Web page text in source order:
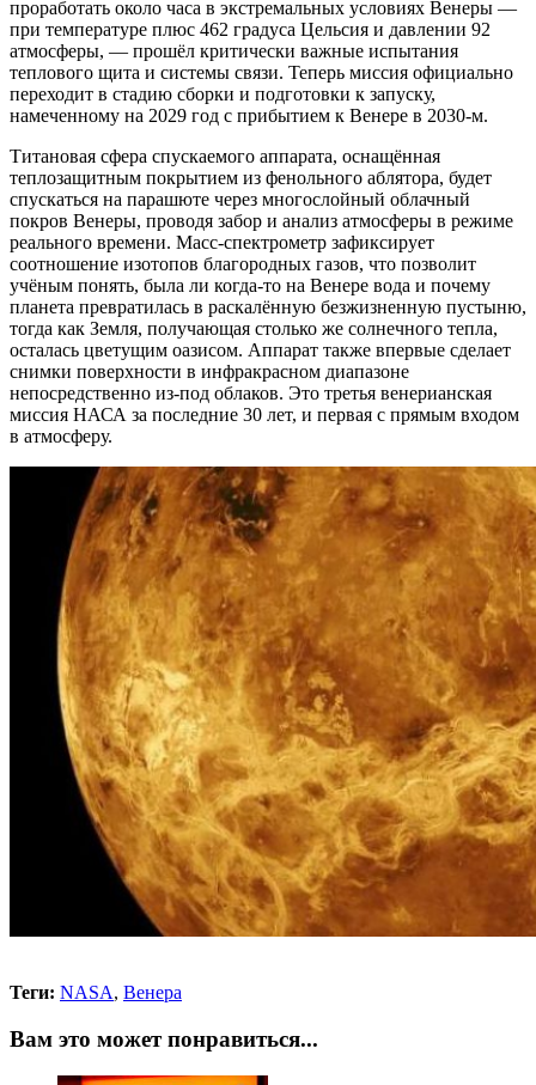
проработать около часа в экстремальных условиях Венеры —
при температуре плюс 462 градуса Цельсия и давлении 92
атмосферы, — прошёл критически важные испытания
теплового щита и системы связи. Теперь миссия официально
переходит в стадию сборки и подготовки к запуску,
намеченному на 2029 год с прибытием к Венере в 2030-м.
Титановая сфера спускаемого аппарата, оснащённая
теплозащитным покрытием из фенольного аблятора, будет
спускаться на парашюте через многослойный облачный
покров Венеры, проводя забор и анализ атмосферы в режиме
реального времени. Масс-спектрометр зафиксирует
соотношение изотопов благородных газов, что позволит
учёным понять, была ли когда-то на Венере вода и почему
планета превратилась в раскалённую безжизненную пустыню,
тогда как Земля, получающая столько же солнечного тепла,
осталась цветущим оазисом. Аппарат также впервые сделает
снимки поверхности в инфракрасном диапазоне
непосредственно из-под облаков. Это третья венерианская
миссия НАСА за последние 30 лет, и первая с прямым входом
в атмосферу.
Теги: NASA, Венера
Вам это может понравиться...